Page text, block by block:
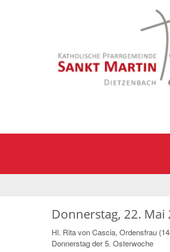
Donnerstag, 22. Mai
Hl. Rita von Cascia, Ordensfrau
Donnerstag der 5. Osterwoche